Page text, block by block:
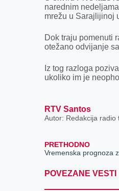
r
narednim
mrežu u Sarajlijinoj
Dok traju pomenuti
otežano odvijanje
Iz tog razloga
ukoliko im je
RTV Santos
Autor: Redakcija radio
PRETHODNO
Vremenska prognoza
POVEZANE VESTI